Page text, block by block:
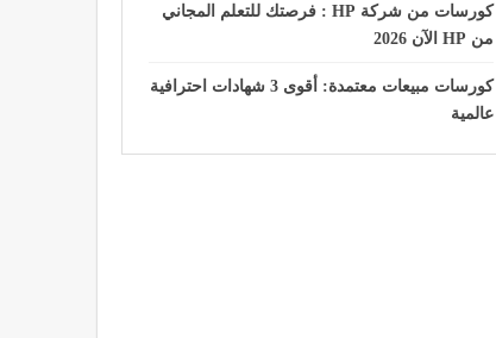
كورسات من شركة HP : فرصتك للتعلم المجاني
من HP الآن 2026
كورسات مبيعات معتمدة: أقوى 3 شهادات احترافية
عالمية